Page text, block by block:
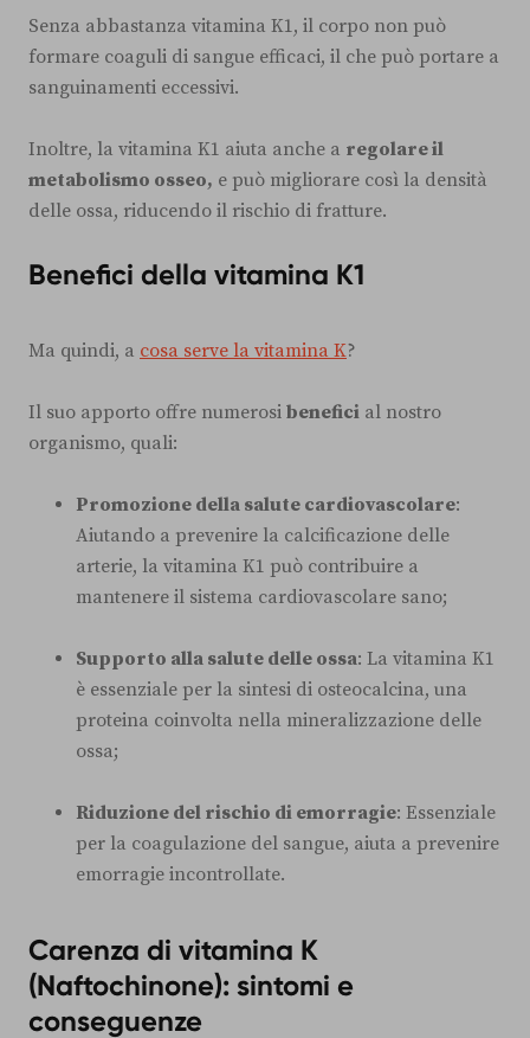
Senza abbastanza vitamina K1, il corpo non può
formare coaguli di sangue efficaci, il che può portare a
sanguinamenti eccessivi.
Inoltre, la vitamina K1 aiuta anche a regolare il
metabolismo osseo, e può migliorare così la densità
delle ossa, riducendo il rischio di fratture.
Benefici della vitamina K1
Ma quindi, a cosa serve la vitamina K?
Il suo apporto offre numerosi benefici al nostro
organismo, quali:
Promozione della salute cardiovascolare:
Aiutando a prevenire la calcificazione delle
arterie, la vitamina K1 può contribuire a
mantenere il sistema cardiovascolare sano;
Supporto alla salute delle ossa: La vitamina K1
è essenziale per la sintesi di osteocalcina, una
proteina coinvolta nella mineralizzazione delle
ossa;
Riduzione del rischio di emorragie: Essenziale
per la coagulazione del sangue, aiuta a prevenire
emorragie incontrollate.
Carenza di vitamina K
(Naftochinone): sintomi e
conseguenze